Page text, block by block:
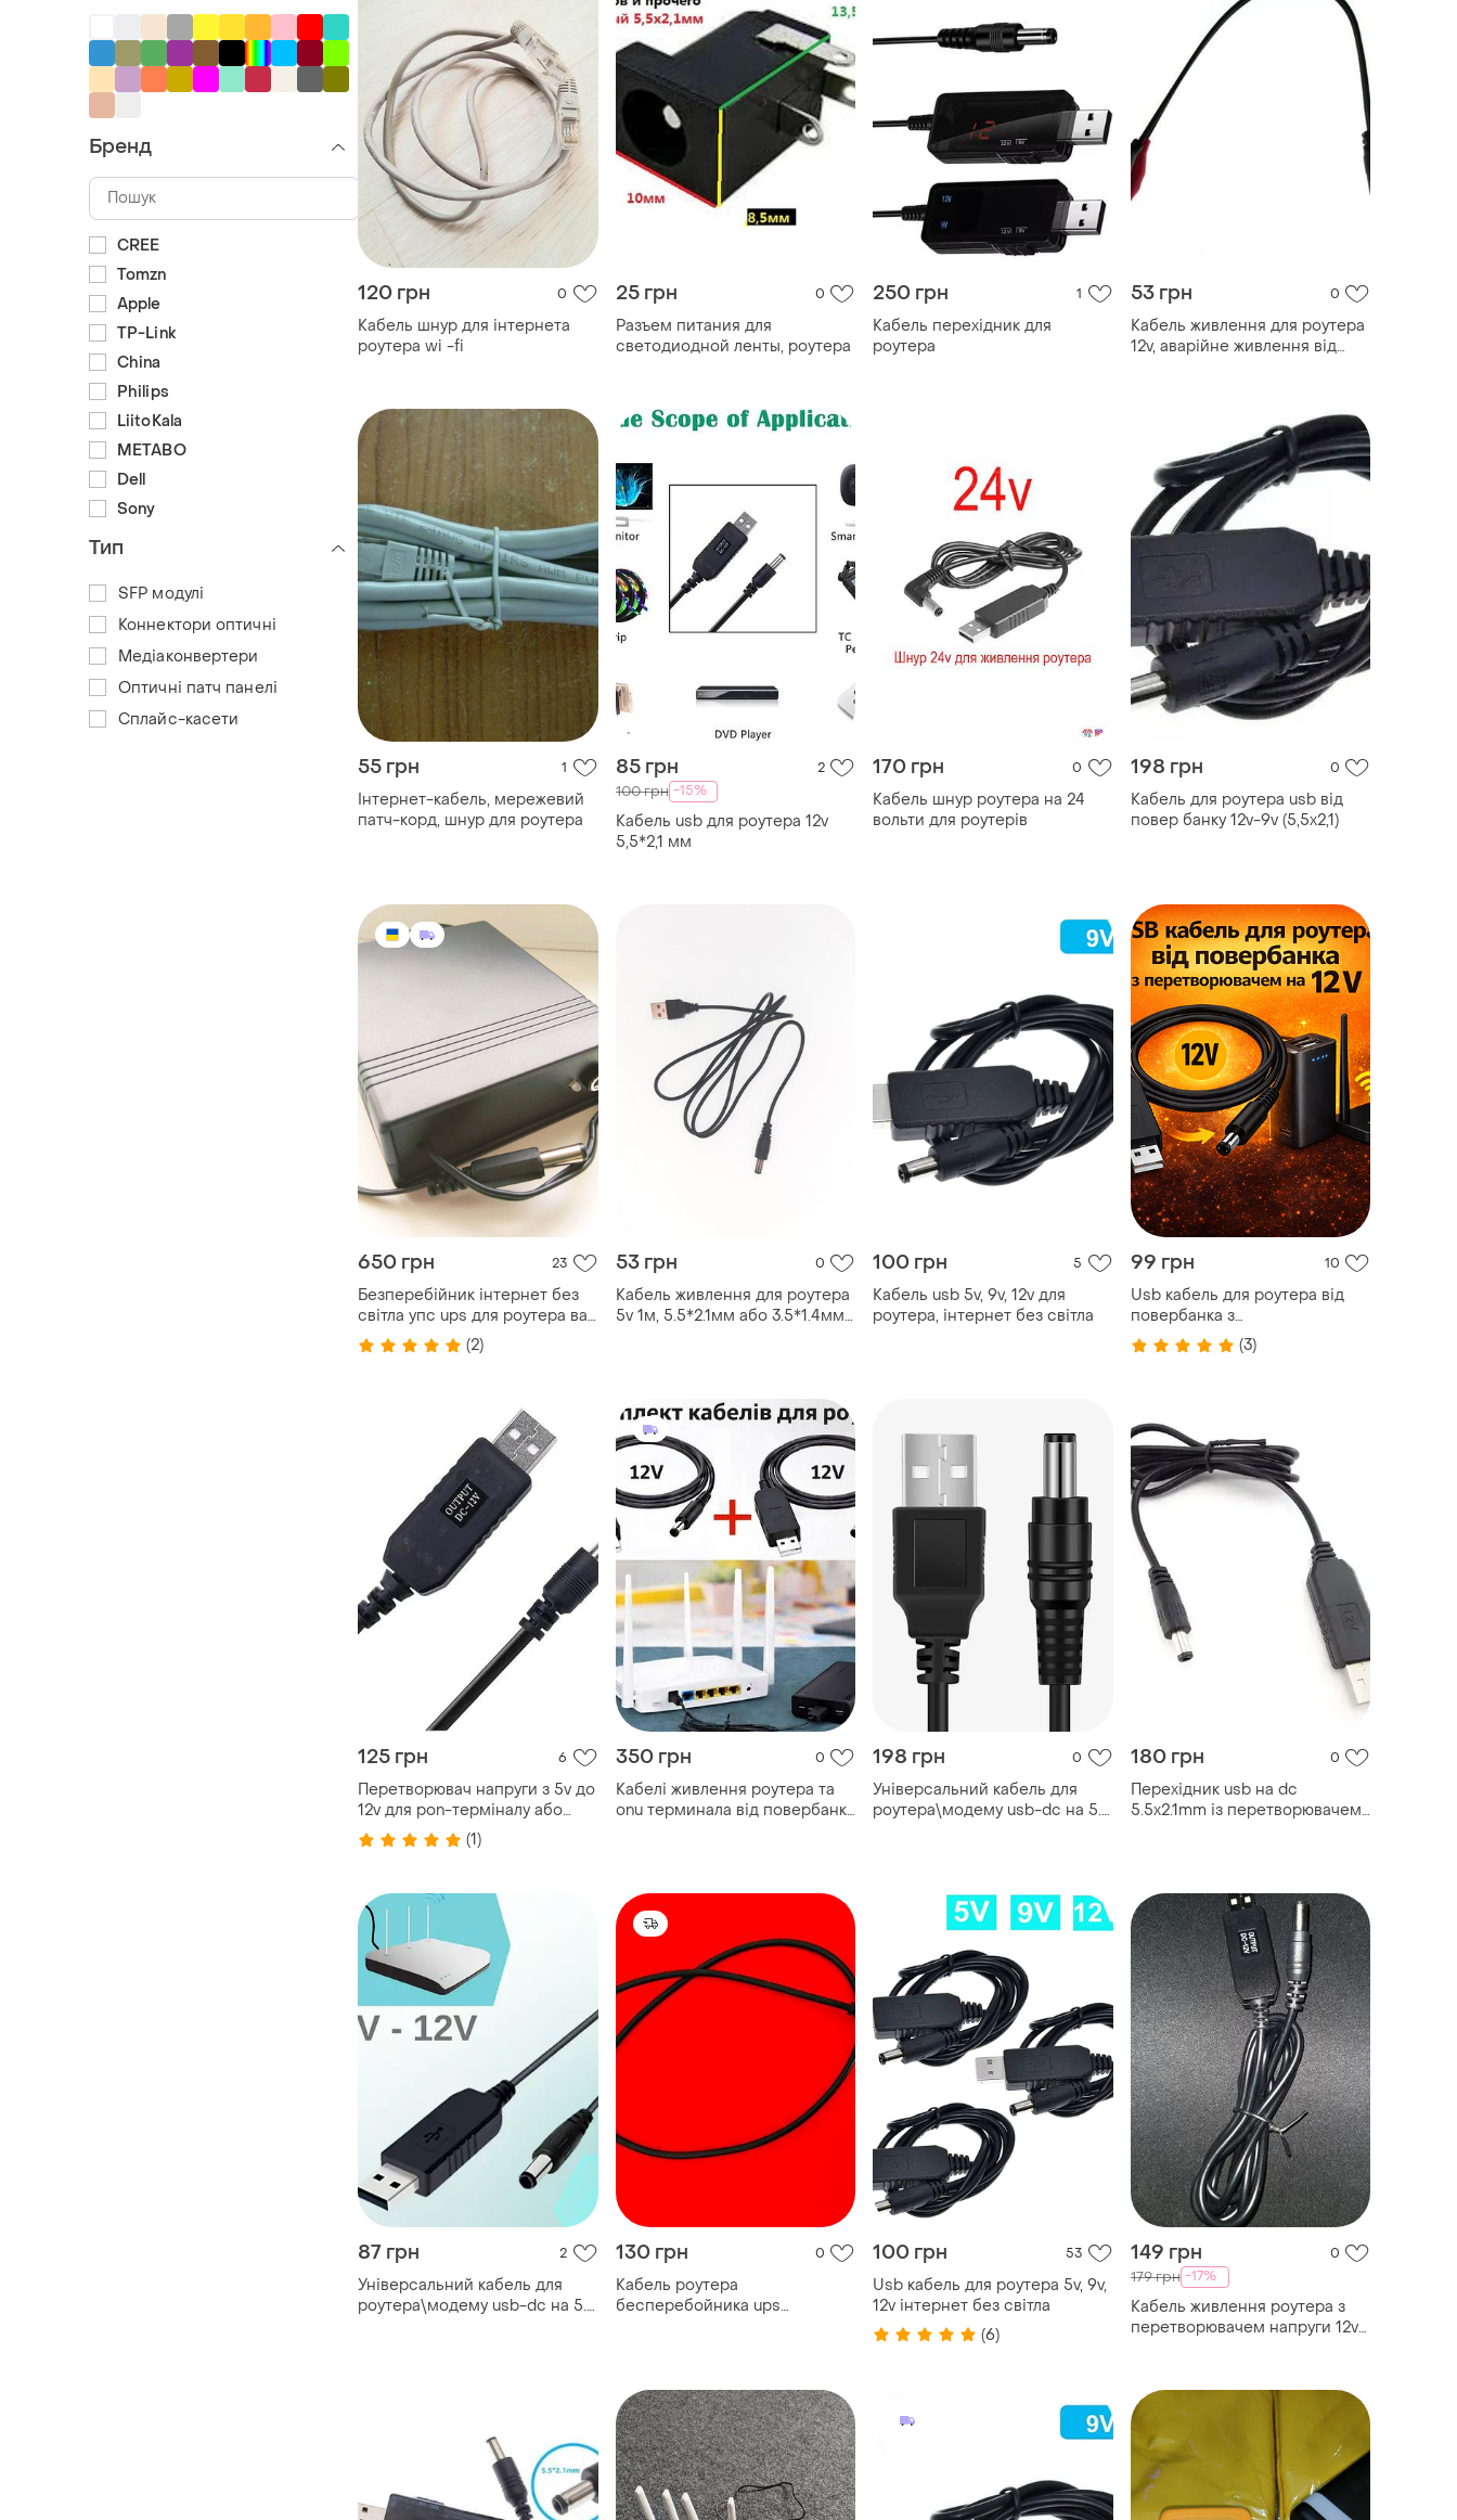
120 грн 0
Кабель шнур для інтернета
роутера wi -fi
25 грн 0
Разъем питания для
светодиодной ленты, роутера
250 грн 1
Кабель перехідник для
роутера
53 грн 0
Кабель живлення для роутера
12v, аварійне живлення від
55 грн 1
Інтернет-кабель, мережевий
патч-корд, шнур для роутера
85 грн 2
100 грн -15%
Кабель usb для роутера 12v
5,5*2,1 мм
170 грн 0
Кабель шнур роутера на 24
вольти для роутерів
198 грн 0
Кабель для роутера usb від
повер банку 12v-9v (5,5х2,1)
650 грн 23
Безперебійник інтернет без
світла упс ups для роутера вай
фай упс дбж (2)
53 грн 0
Кабель живлення для роутера
5v 1м, 5.5*2.1мм або 3.5*1.4мм,
100 грн 5
Кабель usb 5v, 9v, 12v для
роутера, інтернет без світла
99 грн 10
Usb кабель для роутера від
повербанка з
перетворювачем на 12 v.
(3)
125 грн 6
Перетворювач напруги з 5v до
12v для pon-терміналу або
роутера
(1)
350 грн 0
Кабелі живлення роутера та
onu терминала від повербанка
198 грн 0
Універсальний кабель для
роутера\модему usb-dc на 5.5
180 грн 0
Перехідник usb на dc
5.5x2.1mm із перетворювачем
87 грн 2
Універсальний кабель для
роутера\модему usb-dc на 5.5
130 грн 0
Кабель роутера
бесперебойника ups
100 грн 53
Usb кабель для роутера 5v, 9v,
12v інтернет без світла
(6)
149 грн 0
179 грн -17%
Кабель живлення роутера з
перетворювачем напруги 12v
Бренд
CREE
Tomzn
Apple
TP-Link
China
Philips
LiitoKala
METABO
Dell
Sony
Тип
SFP модулі
Коннектори оптичні
Медіаконвертери
Оптичні патч панелі
Сплайс-касети